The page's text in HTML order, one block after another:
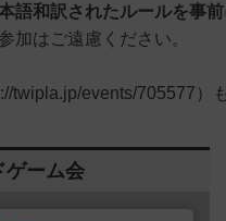
語和訳されたルールを事
加はご遠慮ください。
twipla.jp/events/705577）
ゲーム会